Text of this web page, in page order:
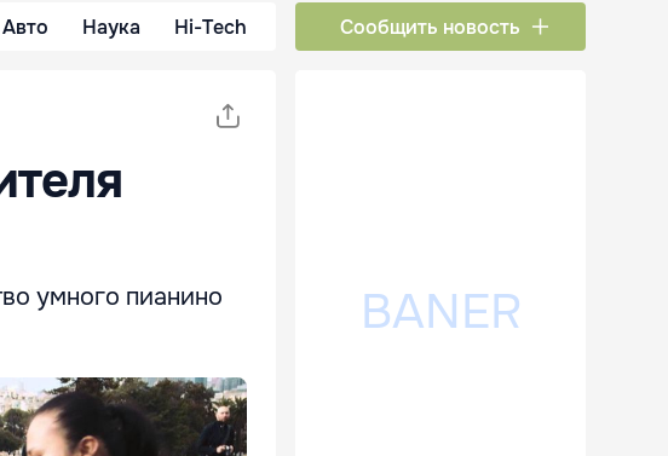
Авто Наука Hi-Tech Сообщить новость
умного пианино